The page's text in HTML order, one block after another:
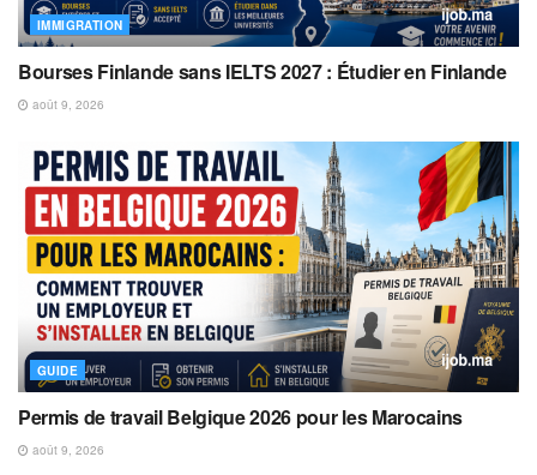
IMMIGRATION
Bourses Finlande sans IELTS 2027 : Étudier en Finlande
août 9, 2026
GUIDE
Permis de travail Belgique 2026 pour les Marocains
août 9, 2026